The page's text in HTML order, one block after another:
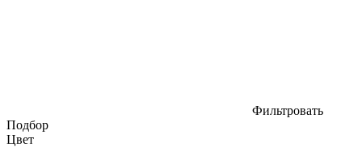
Фильтровать
Подбор
Цвет